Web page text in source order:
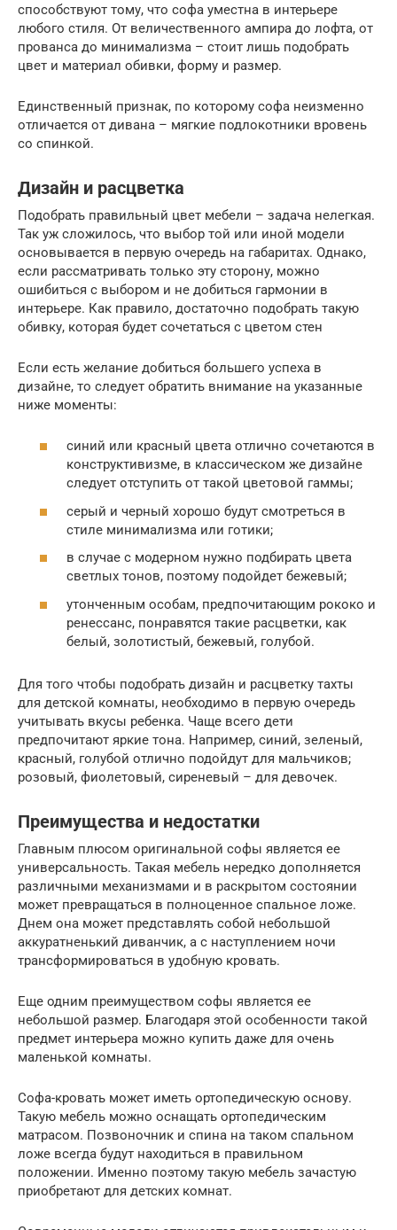
способствуют тому, что софа уместна в интерьере
любого стиля. От величественного ампира до лофта, от
прованса до минимализма – стоит лишь подобрать
цвет и материал обивки, форму и размер.
Единственный признак, по которому софа неизменно
отличается от дивана – мягкие подлокотники вровень
со спинкой.
Дизайн и расцветка
Подобрать правильный цвет мебели – задача нелегкая.
Так уж сложилось, что выбор той или иной модели
основывается в первую очередь на габаритах. Однако,
если рассматривать только эту сторону, можно
ошибиться с выбором и не добиться гармонии в
интерьере. Как правило, достаточно подобрать такую
обивку, которая будет сочетаться с цветом стен
Если есть желание добиться большего успеха в
дизайне, то следует обратить внимание на указанные
ниже моменты:
синий или красный цвета отлично сочетаются в
конструктивизме, в классическом же дизайне
следует отступить от такой цветовой гаммы;
серый и черный хорошо будут смотреться в
стиле минимализма или готики;
в случае с модерном нужно подбирать цвета
светлых тонов, поэтому подойдет бежевый;
утонченным особам, предпочитающим рококо и
ренессанс, понравятся такие расцветки, как
белый, золотистый, бежевый, голубой.
Для того чтобы подобрать дизайн и расцветку тахты
для детской комнаты, необходимо в первую очередь
учитывать вкусы ребенка. Чаще всего дети
предпочитают яркие тона. Например, синий, зеленый,
красный, голубой отлично подойдут для мальчиков;
розовый, фиолетовый, сиреневый – для девочек.
Преимущества и недостатки
Главным плюсом оригинальной софы является ее
универсальность. Такая мебель нередко дополняется
различными механизмами и в раскрытом состоянии
может превращаться в полноценное спальное ложе.
Днем она может представлять собой небольшой
аккуратненький диванчик, а с наступлением ночи
трансформироваться в удобную кровать.
Еще одним преимуществом софы является ее
небольшой размер. Благодаря этой особенности такой
предмет интерьера можно купить даже для очень
маленькой комнаты.
Софа-кровать может иметь ортопедическую основу.
Такую мебель можно оснащать ортопедическим
матрасом. Позвоночник и спина на таком спальном
ложе всегда будут находиться в правильном
положении. Именно поэтому такую мебель зачастую
приобретают для детских комнат.